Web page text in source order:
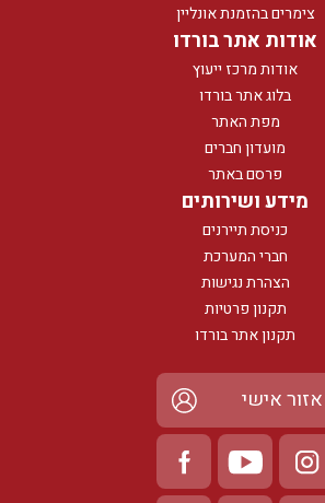
צימרים בהזמנת אונליין
אודות אתר בורדו
אודות מרכז ייעוץ
בלוג אתר בורדו
מפת האתר
מועדון חברים
פרסם באתר
מידע ושירותים
כניסת תיירנים
חברי המערכת
הצהרת נגישות
תקנון פרטיות
תקנון אתר בורדו
אזור אישי